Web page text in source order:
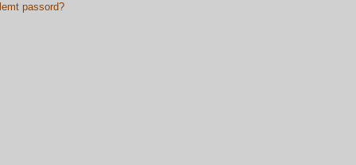
passord?